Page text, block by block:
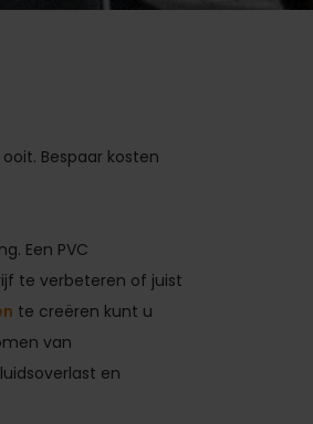
Bespaar kosten
Een PVC
te verbeteren of juist
te creëren kunt u
van
en